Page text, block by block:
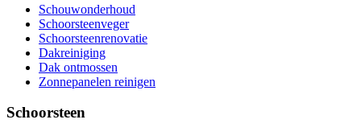
Schouwonderhoud
Schoorsteenveger
Schoorsteenrenovatie
Dakreiniging
Dak ontmossen
Zonnepanelen reinigen
Schoorsteen